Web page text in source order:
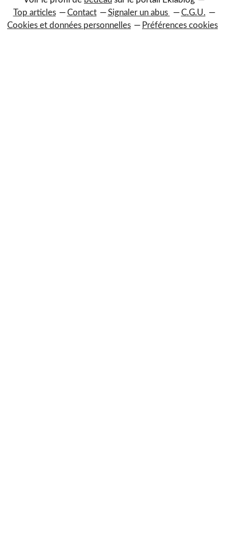
Top articles
Contact Signaler un abus
C.G.U.
Cookies et données personnelles
Préférences cookies